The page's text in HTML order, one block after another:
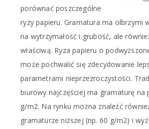
porównać poszczególne
ryzy papieru. Gramatura ma olbrzymi
na wytrzymałość i grubość, ale
właściwą. Ryza papieru o
może pochwalić się zdecydowanie
parametrami nieprzezroczystości.
biurowy najczęściej ma gramaturę na
g/m2. Na rynku można znaleźć
gramaturze niższej (np. 60 g/m2) i